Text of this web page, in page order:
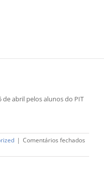
abril pelos alunos do PIT
| Comentários fechados
de